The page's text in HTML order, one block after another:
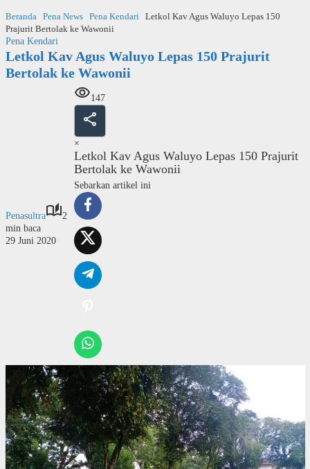
ke
konten
Beranda Pena News Pena Kendari
Letkol Kav Agus Waluyo Lepas 150
Prajurit Bertolak ke Wawonii
Pena Kendari
Letkol Kav Agus Waluyo Lepas 150 Prajurit
Bertolak ke Wawonii
Penasultra
2
min baca
29 Juni 2020
147
×
Letkol Kav Agus Waluyo Lepas 150 Prajurit
Bertolak ke Wawonii
Sebarkan artikel ini